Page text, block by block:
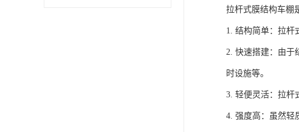
拉杆式膜结构车棚
1. 结构简单：拉杆
2. 快速搭建：由于
时设施等。
3. 轻便灵活：拉杆
4. 强度高：虽然轻